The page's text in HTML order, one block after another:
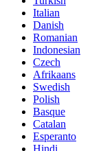
Italian
Danish
Romanian
Indonesian
Czech
Afrikaans
Swedish
Polish
Basque
Catalan
Esperanto
Hindi